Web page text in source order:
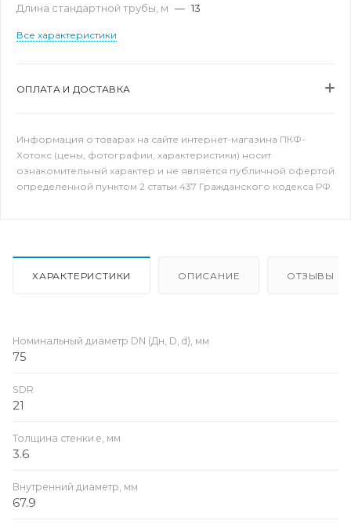
Длина стандартной трубы, м — 13
Все характеристики
ОПЛАТА И ДОСТАВКА
Информация о товарах на сайте интернет-магазина ПКФ-
Хотокс (цены, фотографии, характеристики) носит
ознакомительный характер и не является публичной офертой
определенной пунктом 2 статьи 437 Гражданского кодекса РФ.
ХАРАКТЕРИСТИКИ ОПИСАНИЕ ОТЗЫВЫ
Номинальный диаметр DN (Дн, D, d), мм
75
SDR
21
Толщина стенки e, мм
3.6
Внутренний диаметр, мм
67.9